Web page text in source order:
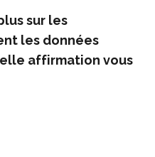
sur les
les données
affirmation vous